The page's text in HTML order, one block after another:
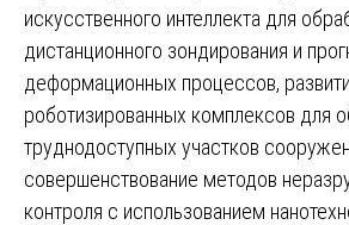
искусственного интеллекта для
дистанционного зондирования и
деформационных процессов,
роботизированных комплексов для
труднодоступных участков
совершенствование методов
контроля с использованием